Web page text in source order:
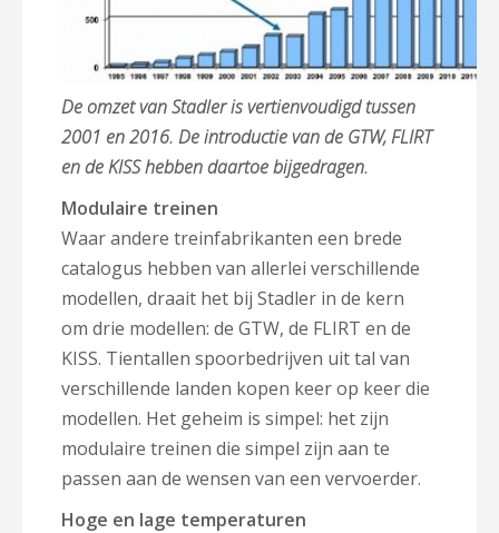
De omzet van Stadler is vertienvoudigd tussen
2001 en 2016. De introductie van de GTW, FLIRT
en de KISS hebben daartoe bijgedragen.
Modulaire treinen
Waar andere treinfabrikanten een brede
catalogus hebben van allerlei verschillende
modellen, draait het bij Stadler in de kern
om drie modellen: de GTW, de FLIRT en de
KISS. Tientallen spoorbedrijven uit tal van
verschillende landen kopen keer op keer die
modellen. Het geheim is simpel: het zijn
modulaire treinen die simpel zijn aan te
passen aan de wensen van een vervoerder.
Hoge en lage temperaturen